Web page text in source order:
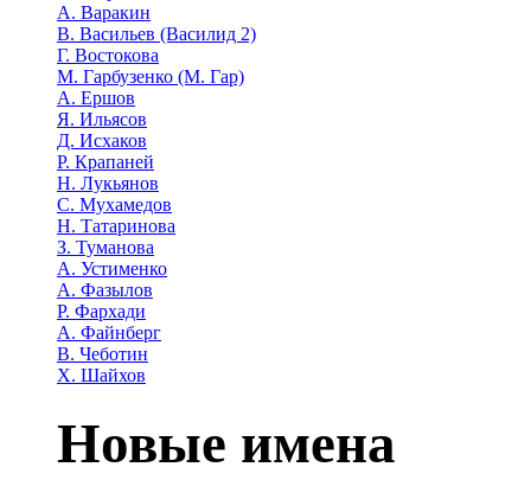
А. Варакин
В. Васильев (Василид 2)
Г. Востокова
М. Гарбузенко (М. Гар)
А. Ершов
Я. Ильясов
Д. Исхаков
Р. Крапаней
Н. Лукьянов
С. Мухамедов
Н. Татаринова
З. Туманова
А. Устименко
А. Фазылов
Р. Фархади
А. Файнберг
В. Чеботин
Х. Шайхов
Новые имена